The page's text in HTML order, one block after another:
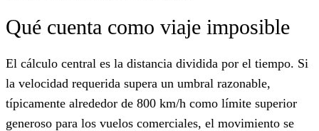
Qué cuenta como viaje imposible
El cálculo central es la distancia dividida por el tiempo. Si
la velocidad requerida supera un umbral razonable,
típicamente alrededor de 800 km/h como límite superior
generoso para los vuelos comerciales, el movimiento se